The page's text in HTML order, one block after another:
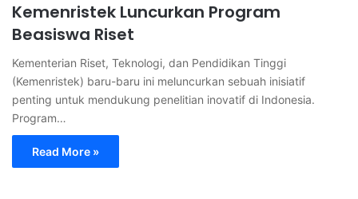
Kemenristek Luncurkan Program
Beasiswa Riset
Kementerian Riset, Teknologi, dan Pendidikan Tinggi
(Kemenristek) baru-baru ini meluncurkan sebuah inisiatif
penting untuk mendukung penelitian inovatif di Indonesia.
Program…
Read More »